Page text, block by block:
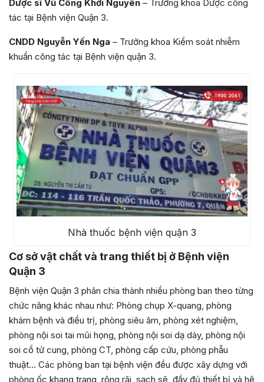
Dược sĩ Vũ Công Khởi Nguyên – Trưởng khoa Dược công
tác tại Bệnh viện Quận 3.
CNDD Nguyễn Yến Nga – Trưởng khoa Kiểm soát nhiễm
khuẩn công tác tại Bệnh viện quận 3.
Nhà thuốc bệnh viện quận 3
Cơ sở vật chất và trang thiết bị ở Bệnh viện
Quận 3
Bệnh viện Quận 3 phân chia thành nhiều phòng ban theo từng
chức năng khác nhau như: Phòng chụp X-quang, phòng
khám bệnh và điều trị, phòng siêu âm, phòng xét nghiệm,
phòng nội soi tai mũi họng, phòng nội soi dạ dày, phòng nội
soi cổ tử cung, phòng CT, phòng cấp cứu, phòng phẫu
thuật… Các phòng ban tại bệnh viện đều được xây dựng với
phòng ốc khang trang, rộng rãi, sạch sẽ, đầy đủ thiết bị và hệ